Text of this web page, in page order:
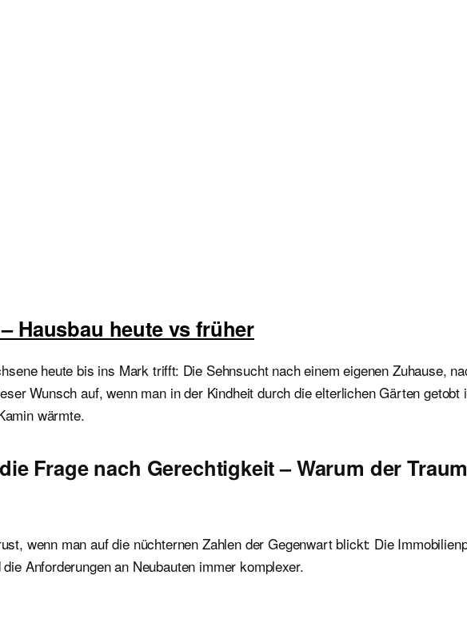
Hausbau heute vs früher
heute bis ins Mark trifft: Die Sehnsucht nach einem eigenen Zuhause,
Wunsch auf, wenn man in der Kindheit durch die elterlichen Gärten
wärmte.
Frage nach Gerechtigkeit – Warum der
wenn man auf die nüchternen Zahlen der Gegenwart blickt: Die
Anforderungen an Neubauten immer komplexer.